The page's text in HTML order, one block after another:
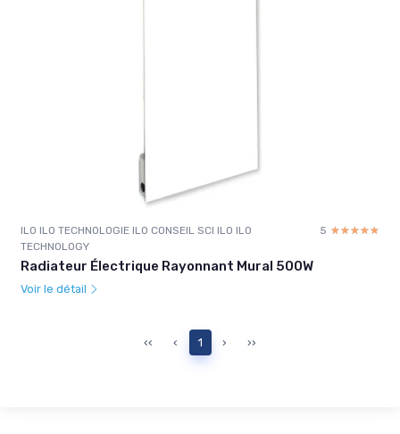
ILO ILO TECHNOLOGIE ILO CONSEIL SCI ILO ILO
TECHNOLOGY
5 ☆☆☆☆☆
★★★★★
Radiateur Électrique Rayonnant Mural 500W
Voir le détail
‹‹ ‹ 1 › ››